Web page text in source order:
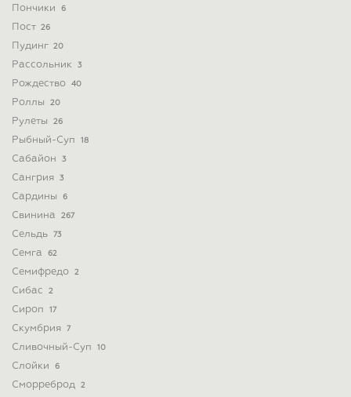
Пончики 6
Пост 26
Пудинг 20
Рассольник 3
Рождество 40
Роллы 20
Рулеты 26
Рыбный-Суп 18
Сабайон 3
Сангрия 3
Сардины 6
Свинина 267
Сельдь 73
Семга 62
Семифредо 2
Сибас 2
Сироп 17
Скумбрия 7
Сливочный-Суп 10
Слойки 6
Сморреброд 2